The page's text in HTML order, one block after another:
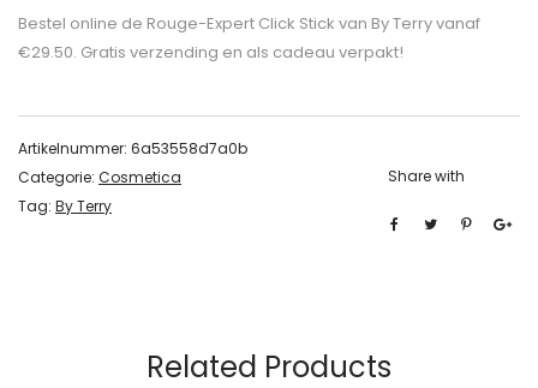
Bestel online de Rouge-Expert Click Stick van By Terry vanaf
€29.50. Gratis verzending en als cadeau verpakt!
Artikelnummer: 6a53558d7a0b
Categorie: Cosmetica
Tag: By Terry
Share with
Related Products